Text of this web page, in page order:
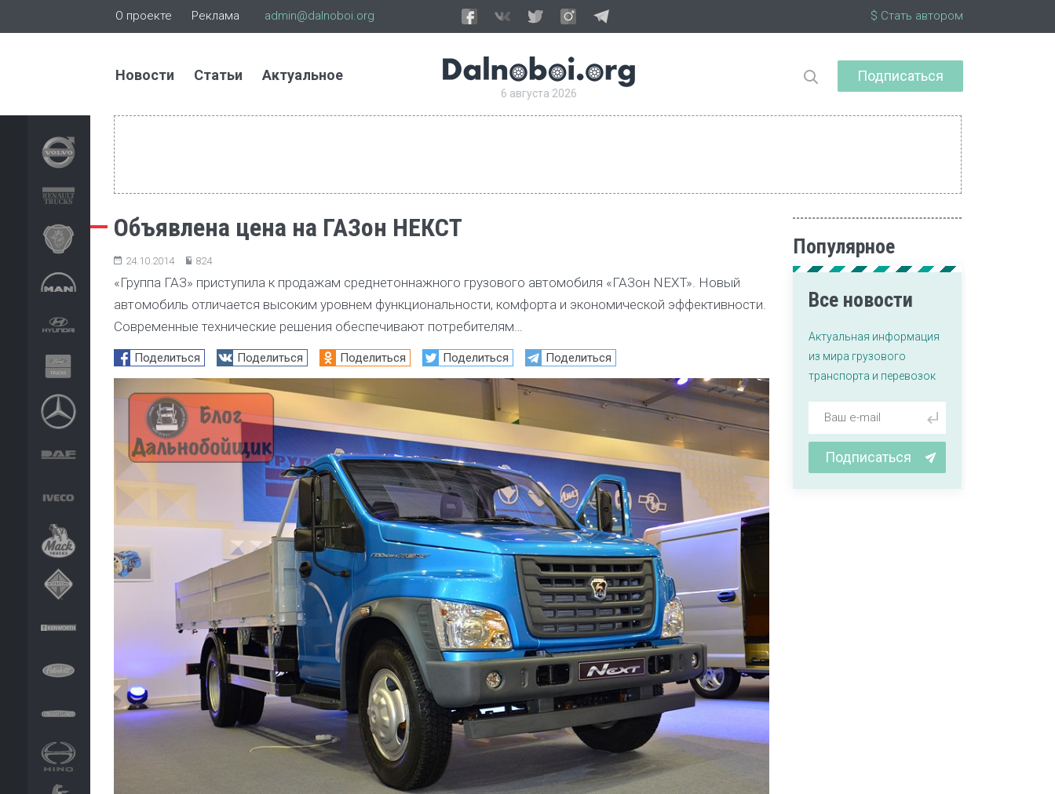
О проекте Реклама admin@dalnoboi.org $ Стать автором
Новости Статьи Актуальное
6 августа 2026
Подписаться
Объявлена цена на ГАЗон НЕКСТ
24.10.2014 824
«Группа ГАЗ» приступила к продажам среднетоннажного грузового автомобиля «ГАЗон NEXT». Новый
автомобиль отличается высоким уровнем функциональности, комфорта и экономической эффективности.
Современные технические решения обеспечивают потребителям…
Поделиться Поделиться Поделиться Поделиться Поделиться
Популярное
Все новости
Актуальная информация
из мира грузового
транспорта и перевозок
Подписаться